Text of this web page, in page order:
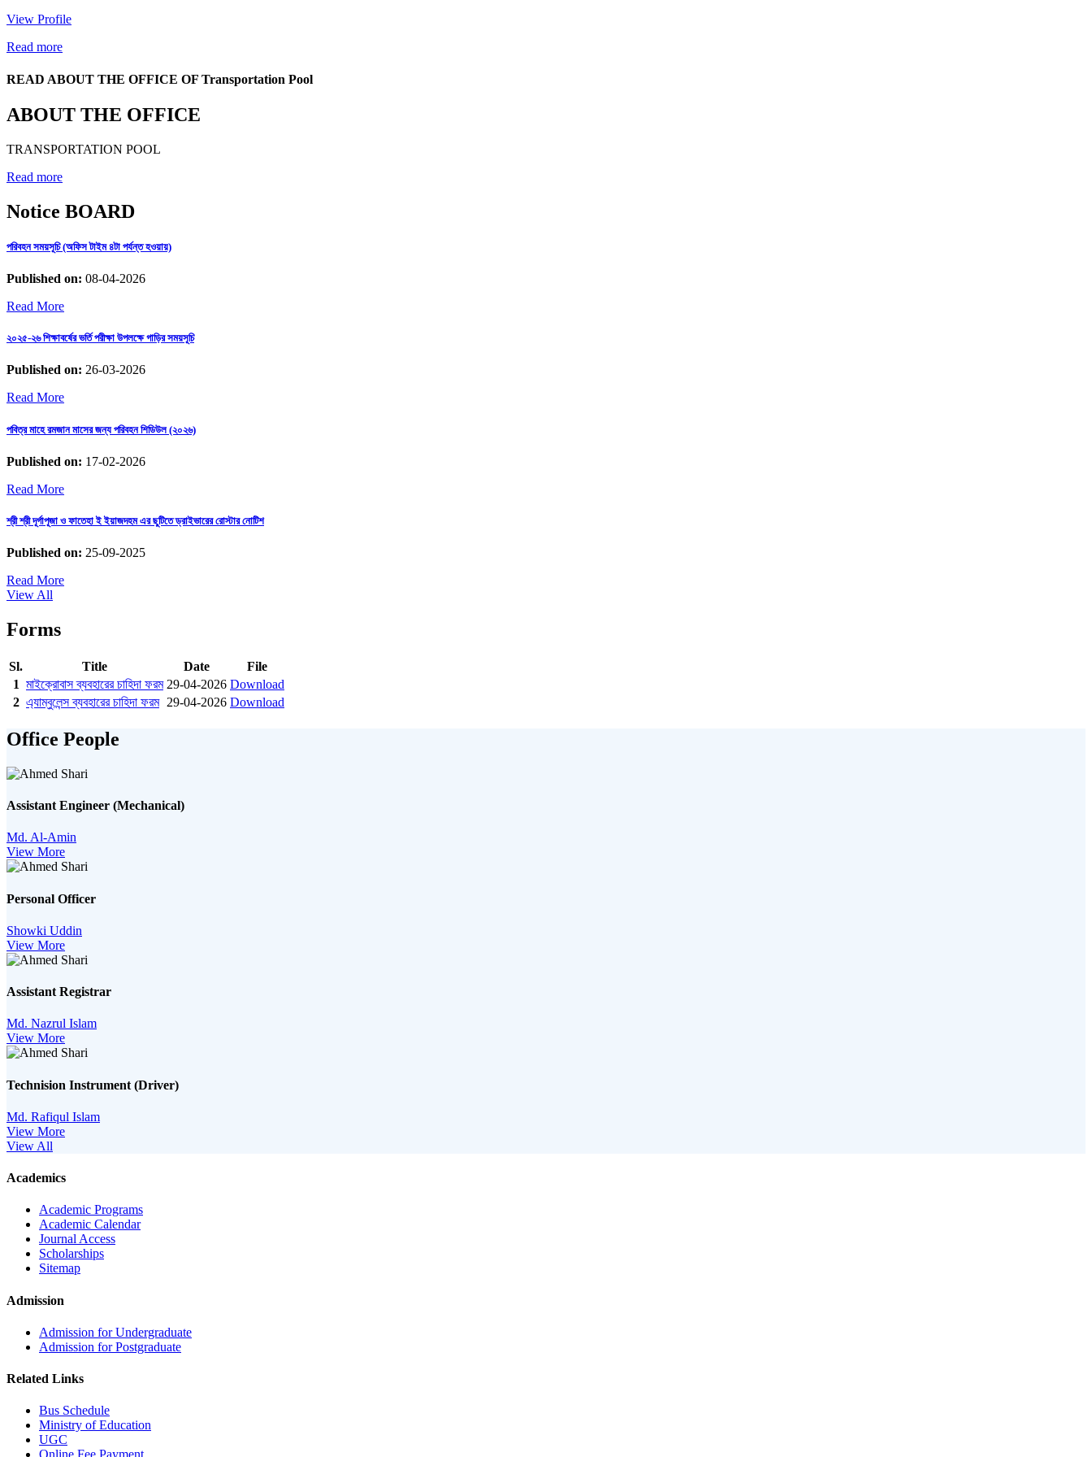
View Profile
Read more
READ ABOUT THE OFFICE OF Transportation Pool
ABOUT THE OFFICE
TRANSPORTATION POOL
Read more
Notice BOARD
পরিবহন সময়সূচি (অফিস টাইম ৪টা পর্যন্ত হওয়ায়)
Published on: 08-04-2026
Read More
২০২৫-২৬ শিক্ষাবর্ষের ভর্তি পরীক্ষা উপলক্ষে গাড়ির সময়সূচি
Published on: 26-03-2026
Read More
পবিত্র মাহে রমজান মাসের জন্য পরিবহন শিডিউল (২০২৬)
Published on: 17-02-2026
Read More
শ্রী শ্রী দূর্গাপূজা ও ফাতেহা ই ইয়াজদহম এর ছুটিতে ড্রাইভারের রোস্টার নোটিশ
Published on: 25-09-2025
Read More
View All
Forms
Sl. Title Date
File
1 মাইক্রোবাস ব্যবহারের চাহিদা ফরম 29-04-2026 Download
2 এ্যাম্বুলেন্স ব্যবহারের চাহিদা ফরম 29-04-2026 Download
Office People
Assistant Engineer (Mechanical)
Md. Al-Amin
View More
Personal Officer
Showki Uddin
View More
Assistant Registrar
Md. Nazrul Islam
View More
Technision Instrument (Driver)
Md. Rafiqul Islam
View More
View All
Academics
Academic Programs
Academic Calendar
Journal Access
Scholarships
Sitemap
Admission
Admission for Undergraduate
Admission for Postgraduate
Related Links
Bus Schedule
Ministry of Education
UGC